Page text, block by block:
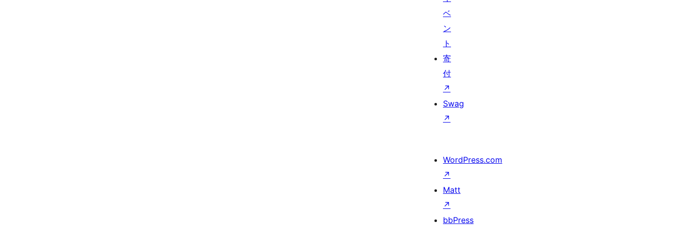
ベ
ン
ト
寄
付
↗
Swag
↗
WordPress.com
↗
Matt
↗
bbPress